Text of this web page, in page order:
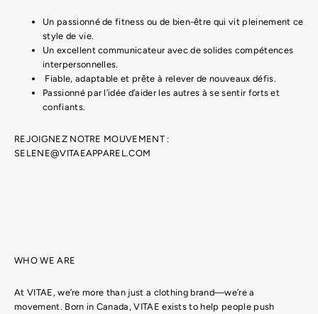
Un passionné de fitness ou de bien-être qui vit pleinement ce
style de vie.
Un excellent communicateur avec de solides compétences
interpersonnelles.
Fiable, adaptable et prête à relever de nouveaux défis.
Passionné par l’idée d’aider les autres à se sentir forts et
confiants.
REJOIGNEZ NOTRE MOUVEMENT :
SELENE@VITAEAPPAREL.COM
WHO WE ARE
At VITAE, we’re more than just a clothing brand—we’re a
movement. Born in Canada, VITAE exists to help people push